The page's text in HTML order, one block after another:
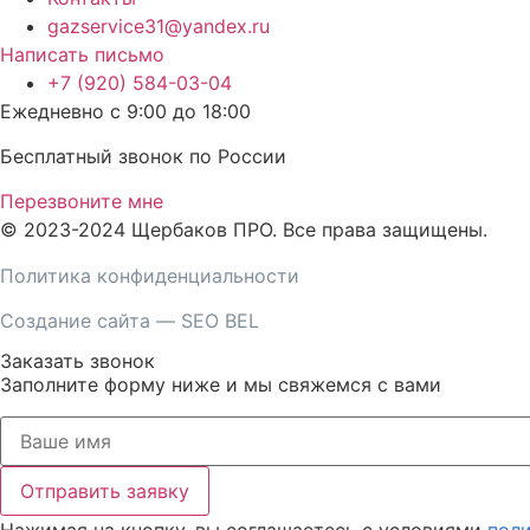
gazservice31@yandex.ru
Написать письмо
+7 (920) 584-03-04
Ежедневно с 9:00 до 18:00
Бесплатный звонок по России
Перезвоните мне
© 2023-2024 Щербаков ПРО. Все права защищены.
Политика конфиденциальности
Создание сайта — SEO BEL
Заказать звонок
Заполните форму ниже и мы свяжемся с вами
Отправить заявку